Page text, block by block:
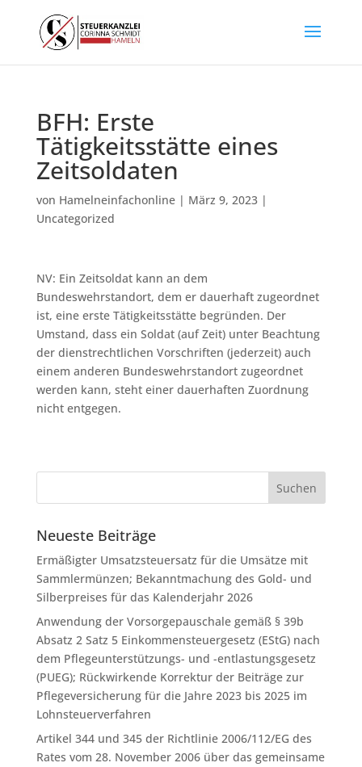
BFH: Erste
Tätigkeitsstätte eines
Zeitsoldaten
von Hamelneinfachonline| März 9, 2023|
Uncategorized
NV: Ein Zeitsoldat kann an dem
Bundeswehrstandort, dem er dauerhaft zugeordnet
ist, eine erste Tätigkeitsstätte begründen. Der
Umstand, dass ein Soldat (auf Zeit) unter Beachtung
der dienstrechtlichen Vorschriften (jederzeit) auch
einem anderen Bundeswehrstandort zugeordnet
werden kann, steht einer dauerhaften Zuordnung
nicht entgegen.
Neueste Beiträge
Ermäßigter Umsatzsteuersatz für die Umsätze mit
Sammlermünzen; Bekanntmachung des Gold- und
Silberpreises für das Kalenderjahr 2026
Anwendung der Vorsorgepauschale gemäß § 39b
Absatz 2 Satz 5 Einkommensteuergesetz (EStG) nach
dem Pflegeunterstützungs- und -entlastungsgesetz
(PUEG); Rückwirkende Korrektur der Beiträge zur
Pflegeversicherung für die Jahre 2023 bis 2025 im
Lohnsteuerverfahren
Artikel 344 und 345 der Richtlinie 2006/112/EG des
Rates vom 28. November 2006 über das gemeinsame